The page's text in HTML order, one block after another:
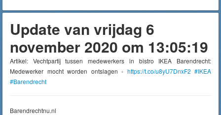
Update van vrijdag 6
november 2020 om 13:05:19
Artikel: Vechtpartij tussen medewerkers in bistro IKEA Barendrecht:
Medewerker mocht worden ontslagen - https://t.co/u8yU7DnxF2 #IKEA
#Barendrecht
Barendrechtnu.nl